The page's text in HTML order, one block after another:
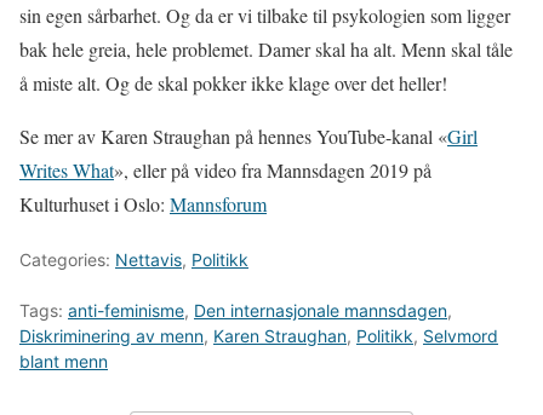
sin egen sårbarhet. Og da er vi tilbake til psykologien som ligger
bak hele greia, hele problemet. Damer skal ha alt. Menn skal tåle
å miste alt. Og de skal pokker ikke klage over det heller!
Se mer av Karen Straughan på hennes YouTube-kanal «Girl
Writes What», eller på video fra Mannsdagen 2019 på
Kulturhuset i Oslo: Mannsforum
Categories: Nettavis, Politikk
Tags: anti-feminisme, Den internasjonale mannsdagen,
Diskriminering av menn, Karen Straughan, Politikk, Selvmord
blant menn